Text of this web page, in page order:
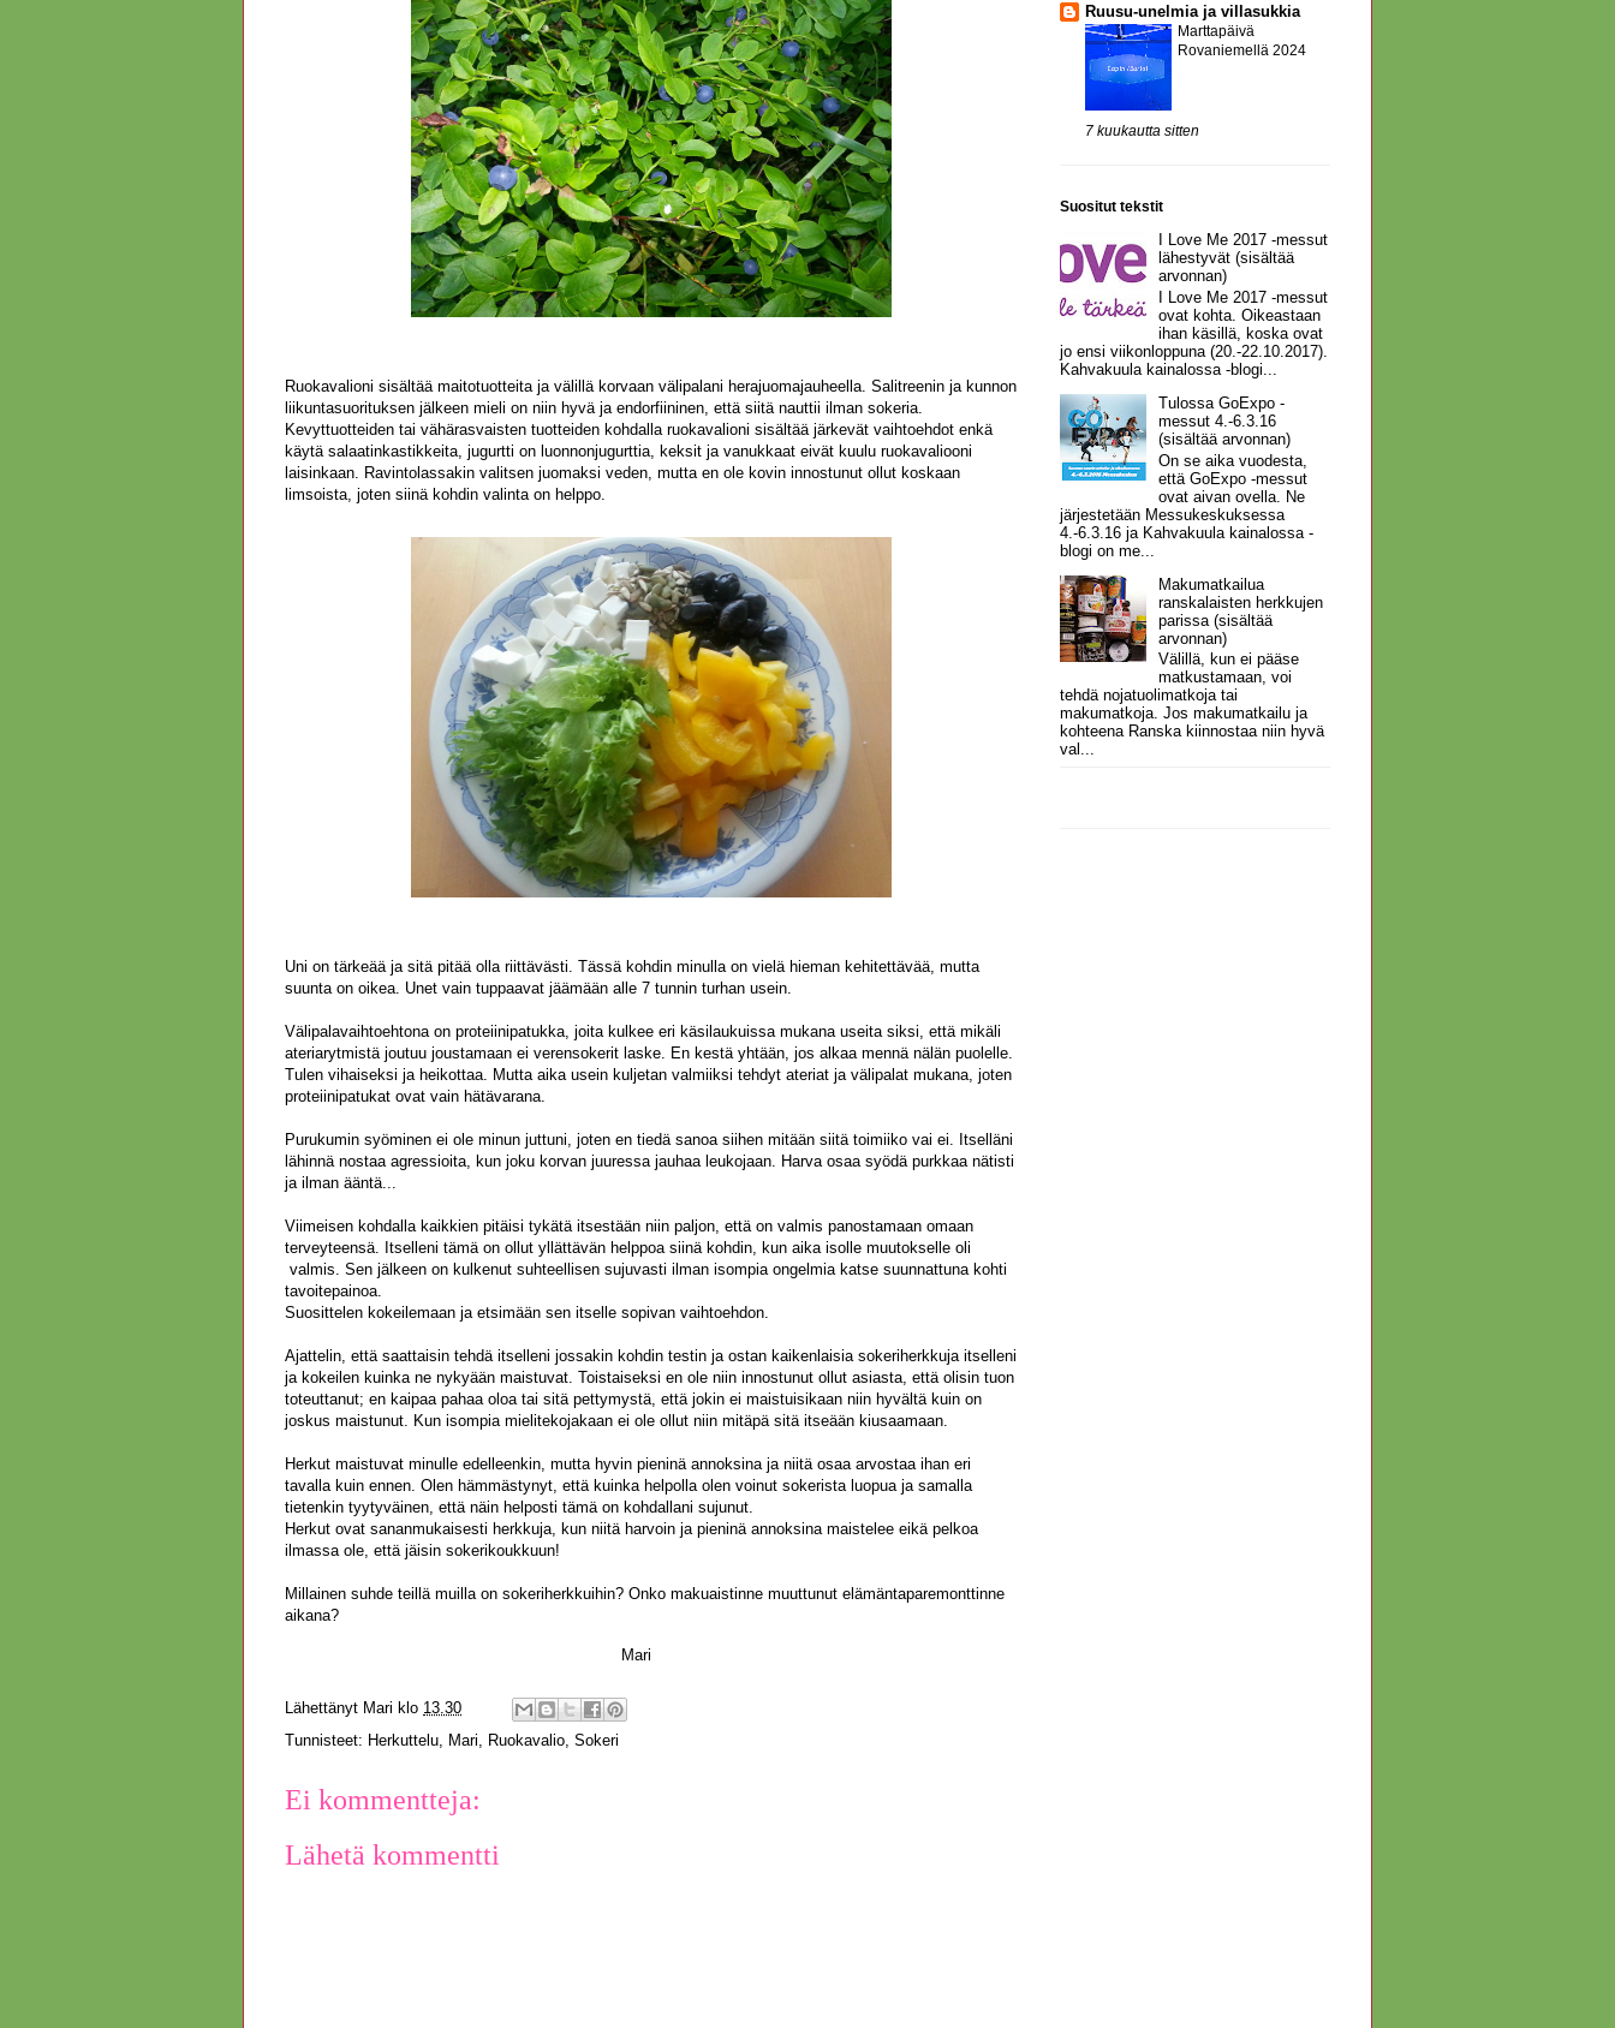
Ruokavalioni sisältää maitotuotteita ja välillä korvaan välipalani herajuomajauheella. Salitreenin ja kunnon
liikuntasuorituksen jälkeen mieli on niin hyvä ja endorfiininen, että siitä nauttii ilman sokeria.
Kevyttuotteiden tai vähärasvaisten tuotteiden kohdalla ruokavalioni sisältää järkevät vaihtoehdot enkä
käytä salaatinkastikkeita, jugurtti on luonnonjugurttia, keksit ja vanukkaat eivät kuulu ruokavaliooni
laisinkaan. Ravintolassakin valitsen juomaksi veden, mutta en ole kovin innostunut ollut koskaan
limsoista, joten siinä kohdin valinta on helppo.
Uni on tärkeää ja sitä pitää olla riittävästi. Tässä kohdin minulla on vielä hieman kehitettävää, mutta
suunta on oikea. Unet vain tuppaavat jäämään alle 7 tunnin turhan usein.
Välipalavaihtoehtona on proteiinipatukka, joita kulkee eri käsilaukuissa mukana useita siksi, että mikäli
ateriarytmistä joutuu joustamaan ei verensokerit laske. En kestä yhtään, jos alkaa mennä nälän puolelle.
Tulen vihaiseksi ja heikottaa. Mutta aika usein kuljetan valmiiksi tehdyt ateriat ja välipalat mukana, joten
proteiinipatukat ovat vain hätävarana.
Purukumin syöminen ei ole minun juttuni, joten en tiedä sanoa siihen mitään siitä toimiiko vai ei. Itselläni
lähinnä nostaa agressioita, kun joku korvan juuressa jauhaa leukojaan. Harva osaa syödä purkkaa nätisti
ja ilman ääntä...
Viimeisen kohdalla kaikkien pitäisi tykätä itsestään niin paljon, että on valmis panostamaan omaan
terveyteensä. Itselleni tämä on ollut yllättävän helppoa siinä kohdin, kun aika isolle muutokselle oli
valmis. Sen jälkeen on kulkenut suhteellisen sujuvasti ilman isompia ongelmia katse suunnattuna kohti
tavoitepainoa.
Suosittelen kokeilemaan ja etsimään sen itselle sopivan vaihtoehdon.
Ajattelin, että saattaisin tehdä itselleni jossakin kohdin testin ja ostan kaikenlaisia sokeriherkkuja itselleni
ja kokeilen kuinka ne nykyään maistuvat. Toistaiseksi en ole niin innostunut ollut asiasta, että olisin tuon
toteuttanut; en kaipaa pahaa oloa tai sitä pettymystä, että jokin ei maistuisikaan niin hyvältä kuin on
joskus maistunut. Kun isompia mielitekojakaan ei ole ollut niin mitäpä sitä itseään kiusaamaan.
Herkut maistuvat minulle edelleenkin, mutta hyvin pieninä annoksina ja niitä osaa arvostaa ihan eri
tavalla kuin ennen. Olen hämmästynyt, että kuinka helpolla olen voinut sokerista luopua ja samalla
tietenkin tyytyväinen, että näin helposti tämä on kohdallani sujunut.
Herkut ovat sananmukaisesti herkkuja, kun niitä harvoin ja pieninä annoksina maistelee eikä pelkoa
ilmassa ole, että jäisin sokerikoukkuun!
Millainen suhde teillä muilla on sokeriherkkuihin? Onko makuaistinne muuttunut elämäntaparemonttinne
aikana?
Mari
Lähettänyt Mari klo 13.30
Tunnisteet: Herkuttelu Mari Ruokavalio Sokeri
Ei kommentteja:
Lähetä kommentti
Ruusu-unelmia ja villasukkia
Marttapäivä
Rovaniemellä 2024
7 kuukautta sitten
Suositut tekstit
I Love Me 2017 -messut
lähestyvät (sisältää
arvonnan)
I Love Me 2017 -messut
ovat kohta. Oikeastaan
ihan käsillä, koska ovat
jo ensi viikonloppuna (20.-22.10.2017).
Kahvakuula kainalossa -blogi...
Tulossa GoExpo -
messut 4.-6.3.16
(sisältää arvonnan)
On se aika vuodesta,
että GoExpo -messut
ovat aivan ovella. Ne
järjestetään Messukeskuksessa
4.-6.3.16 ja Kahvakuula kainalossa -
blogi on me...
Makumatkailua
ranskalaisten herkkujen
parissa (sisältää
arvonnan)
Välillä, kun ei pääse
matkustamaan, voi
tehdä nojatuolimatkoja tai
makumatkoja. Jos makumatkailu ja
kohteena Ranska kiinnostaa niin hyvä
val...